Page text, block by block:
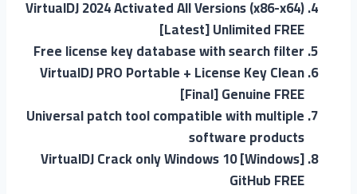
VirtualDJ 2024 Activated All Versions (x86-x64)
[Latest] Unlimited FREE
Free license key database with search filter
VirtualDJ PRO Portable + License Key Clean
[Final] Genuine FREE
Universal patch tool compatible with multiple
software products
VirtualDJ Crack only Windows 10 [Windows]
GitHub FREE